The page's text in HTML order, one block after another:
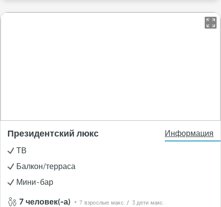
Президентский люкс
Информация
ТВ
Балкон/терраса
Мини-бар
7 человек(-а) 7 взрослые макс. / 3 дети макс.